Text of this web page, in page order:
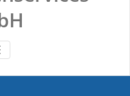
NAVIGATION